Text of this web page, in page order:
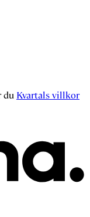
du Kvartals villkor